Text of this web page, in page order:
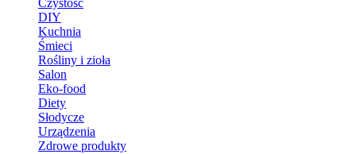
Czystość
DIY
Kuchnia
Śmieci
Rośliny i zioła
Salon
Eko-food
Diety
Słodycze
Urządzenia
Zdrowe produkty